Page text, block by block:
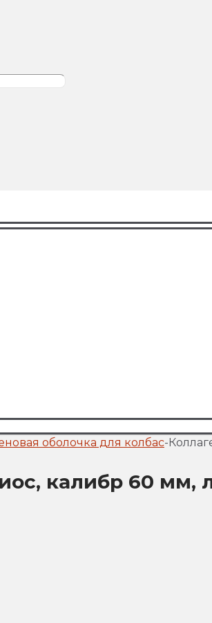
оболочка для колбас-
калибр 60 мм,